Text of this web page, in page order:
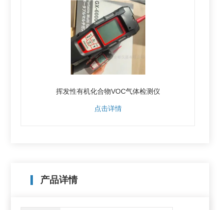
挥发性有机化合物VOC气体检测仪
点击详情
产品详情